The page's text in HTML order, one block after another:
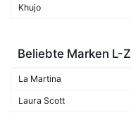
Khujo
Beliebte Marken L-Z
La Martina
Laura Scott